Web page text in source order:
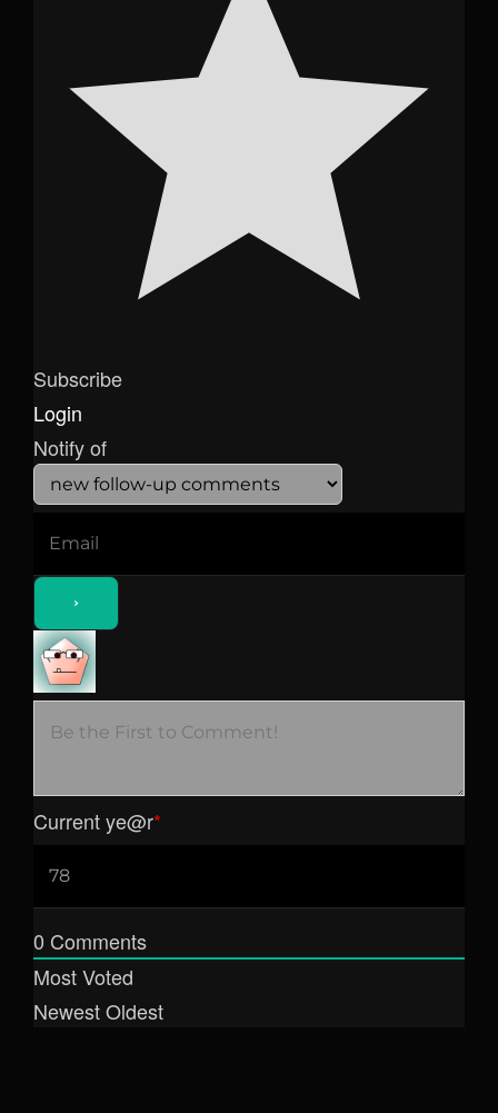
Subscribe
Login
Notify of
Current ye@r*
0 Comments
Most Voted
NewestOldest